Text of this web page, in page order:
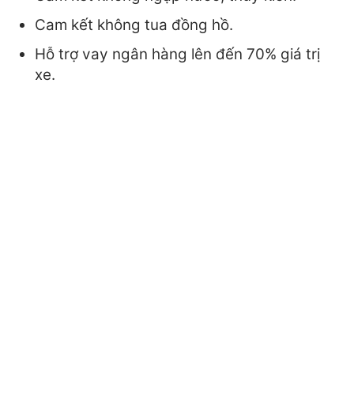
Cam kết không tua đồng hồ.
Hỗ trợ vay ngân hàng lên đến 70% giá trị
xe.